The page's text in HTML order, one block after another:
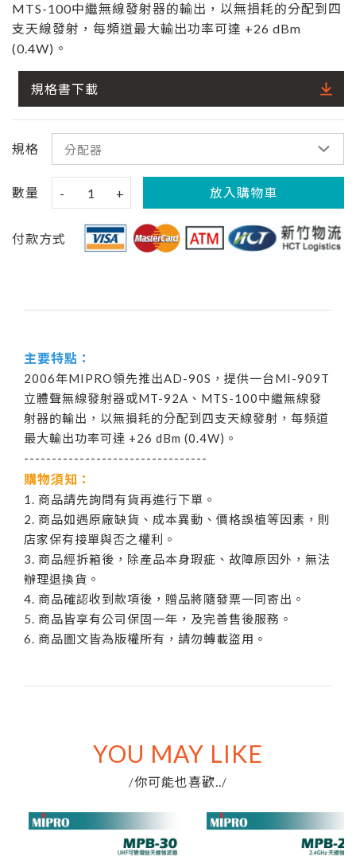
MTS-100中繼無線發射器的輸出，以無損耗的分配到四
支天線發射，每頻道最大輸出功率可達 +26 dBm
(0.4W)。
規格書下載
規格
數量 - 1 + 放入購物車
付款方式
主要特點：
2006年MIPRO領先推出AD-90S，提供一台MI-909T
立體聲無線發射器或MT-92A、MTS-100中繼無線發
射器的輸出，以無損耗的分配到四支天線發射，每頻道
最大輸出功率可達 +26 dBm (0.4W)。
---------------------------------
購物須知：
1. 商品請先詢問有貨再進行下單。
2. 商品如遇原廠缺貨、成本異動、價格誤植等因素，則
店家保有接單與否之權利。
3. 商品經拆箱後，除產品本身瑕疵、故障原因外，無法
辦理退換貨。
4. 商品確認收到款項後，贈品將隨發票一同寄出。
5. 商品皆享有公司保固一年，及完善售後服務。
6. 商品圖文皆為版權所有，請勿轉載盜用。
YOU MAY LIKE
/你可能也喜歡../